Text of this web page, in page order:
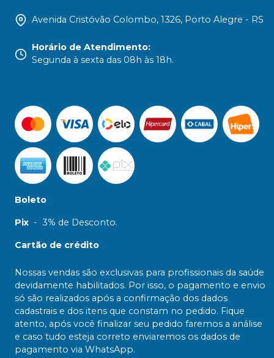
Avenida Cristóvão Colombo, 1326, Porto Alegre - RS
Horário de Atendimento:
Segunda à sexta das 08h às 18h.
Boleto
Pix - 3% de Desconto.
Cartão de crédito
Nossas vendas são exclusivas para profissionais da saúde
devidamente habilitados. Por isso, o pagamento e envio
só são realizados após a confirmação dos dados
cadastrais e dos itens que constam no pedido. Fique
atento, após você finalizar seu pedido faremos a análise
e caso tudo esteja correto enviaremos os dados de
pagamento via WhatsApp.